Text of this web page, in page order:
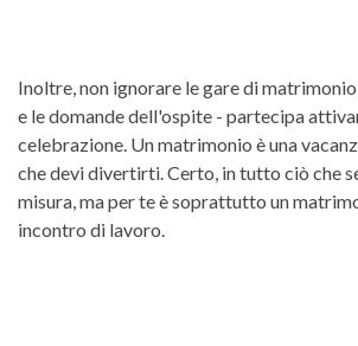
Inoltre, non ignorare le gare di
e le domande dell'ospite - partecipa
celebrazione. Un matrimonio è una
che devi divertirti. Certo, in tutto ciò che
misura, ma per te è soprattutto un
incontro di lavoro.